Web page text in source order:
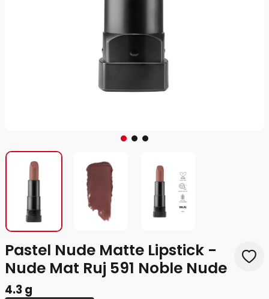
Pastel Nude Matte Lipstick -
Nude Mat Ruj 591 Noble Nude
4.3 g